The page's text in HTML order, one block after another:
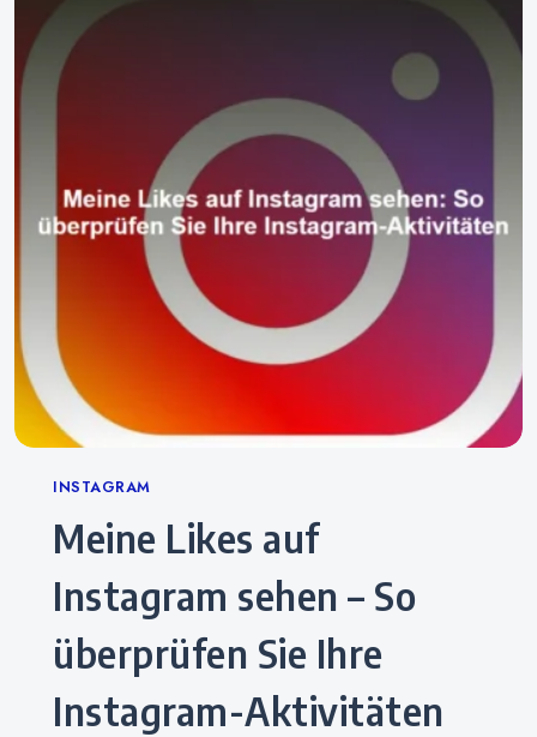
Categories
INSTAGRAM
Meine Likes auf
Instagram sehen – So
überprüfen Sie Ihre
Instagram-Aktivitäten